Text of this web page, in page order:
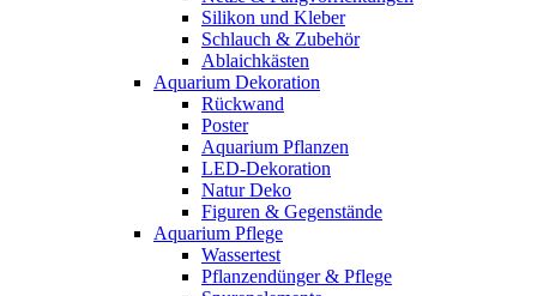
Silikon und Kleber
Schlauch & Zubehör
Ablaichkästen
Aquarium Dekoration
Rückwand
Poster
Aquarium Pflanzen
LED-Dekoration
Natur Deko
Figuren & Gegenstände
Aquarium Pflege
Wassertest
Pflanzendünger & Pflege